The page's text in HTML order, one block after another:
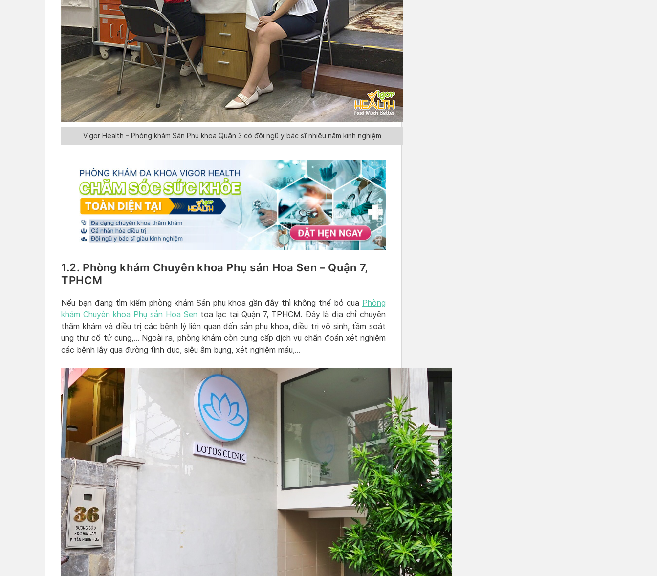
Vigor Health – Phòng khám Sản Phụ khoa Quận 3 có đội ngũ y bác sĩ nhiều năm kinh nghiệm
1.2. Phòng khám Chuyên khoa Phụ sản Hoa Sen – Quận 7,
TPHCM
Nếu bạn đang tìm kiếm phòng khám Sản phụ khoa gần đây thì không thể bỏ qua Phòng
khám Chuyên khoa Phụ sản Hoa Sen tọa lạc tại Quận 7, TPHCM. Đây là địa chỉ chuyên
thăm khám và điều trị các bệnh lý liên quan đến sản phụ khoa, điều trị vô sinh, tầm soát
ung thư cổ tử cung,… Ngoài ra, phòng khám còn cung cấp dịch vụ chẩn đoán xét nghiệm
các bệnh lây qua đường tình dục, siêu âm bụng, xét nghiệm máu,…